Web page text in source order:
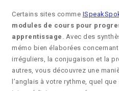
Certains sites comme
modules de cours pour
apprentissage . Avec des
mémo bien élaborées
irréguliers, la conjugaison et la
autres, vous découvrez une
l’anglais à votre rythme, quel